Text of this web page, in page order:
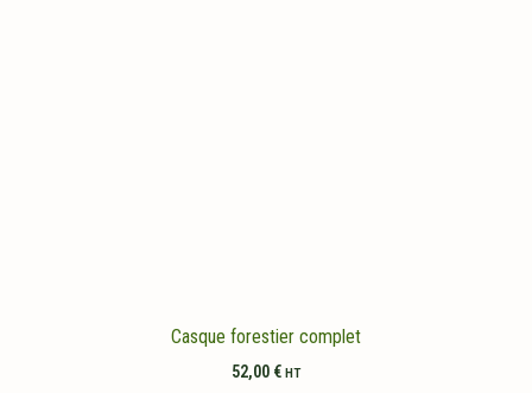
Casque forestier complet
52,00 € HT